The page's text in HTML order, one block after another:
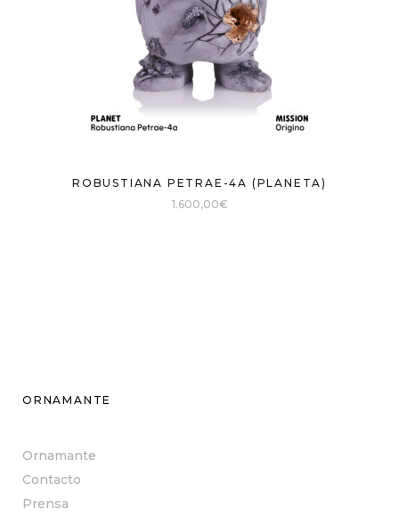
ROBUSTIANA PETRAE-4A (PLANETA)
1.600,00€
ORNAMANTE
Ornamante
Contacto
Prensa